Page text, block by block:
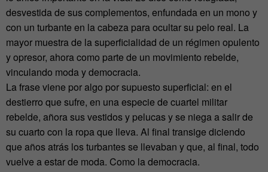
desvestida de sus complementos, enfundada en un mono y
con un turbante en la cabeza para ocultar su pelo real. La
mayor muestra de la superficialidad de un régimen opulento
y opresor, ahora como parte de un movimiento rebelde,
vinculando moda y democracia.
La frase viene por algo por supuesto superficial: en el
destierro que sufre, en una especie de cuartel militar
rebelde, añora sus vestidos y pelucas y se niega a salir de
su cuarto con la ropa que lleva. Al final transige diciendo
que años atrás los turbantes se llevaban y que, al final, todo
vuelve a estar de moda. Como la democracia.